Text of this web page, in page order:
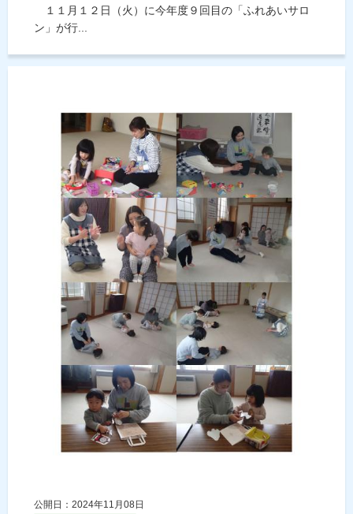
１１月１２日（火）に今年度９回目の「ふれあいサロ
ン」が行...
公開日：2024年11月08日